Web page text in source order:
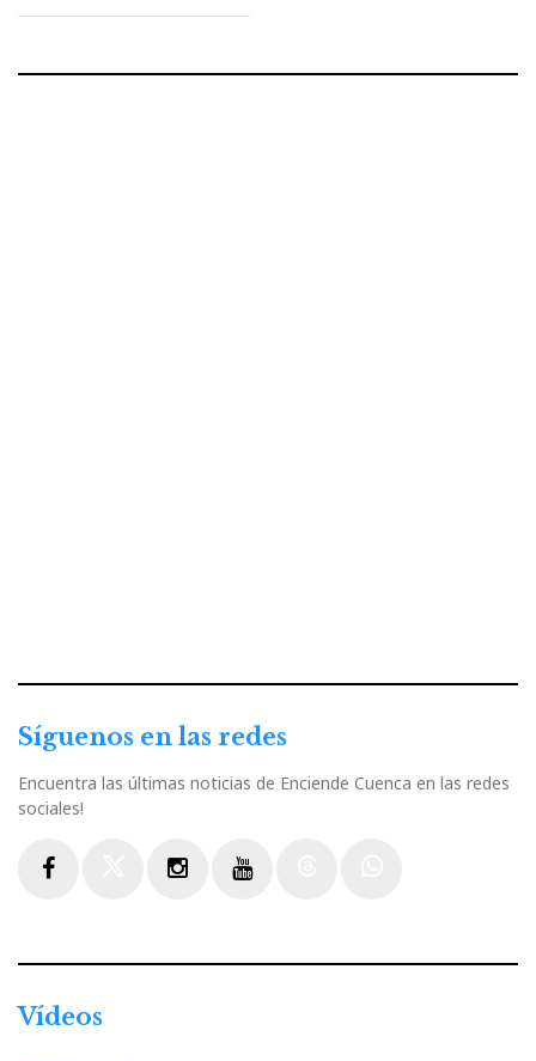
Síguenos en las redes
Encuentra las últimas noticias de Enciende Cuenca en las redes
sociales!
Vídeos